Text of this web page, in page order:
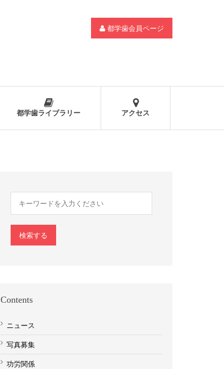
都学歯会員ページ
都学歯ライブラリー アクセス
検索する
Contents
ニュース
写真募集
功労関係